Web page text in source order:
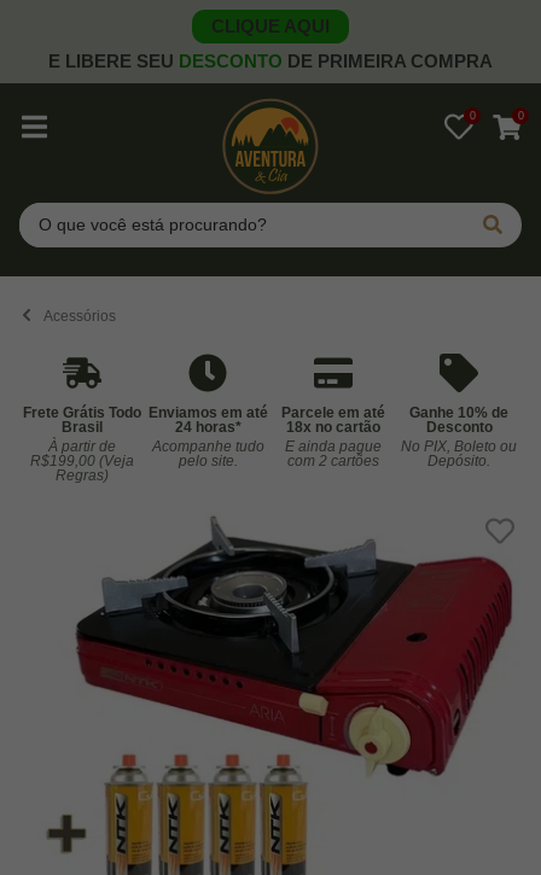
CLIQUE AQUI
E LIBERE SEU DESCONTO DE PRIMEIRA COMPRA
0 0
Pesquisar
Acessórios
Frete Grátis Todo
Brasil
À partir de
R$199,00 (Veja
Regras)
Enviamos em até
24 horas*
Acompanhe tudo
pelo site.
Parcele em até
18x no cartão
E ainda pague
com 2 cartões
Ganhe 10% de
Desconto
No PIX, Boleto ou
Depósito.